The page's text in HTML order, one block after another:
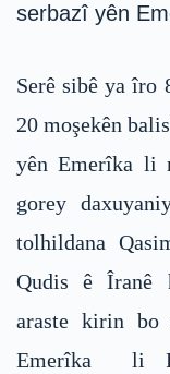
serbazî yên
Serê sibê ya îro
20 moşekên
yên Emerîka li
gorey
tolhildana
Qudis ê Îranê
araste kirin bo
Emerîka li